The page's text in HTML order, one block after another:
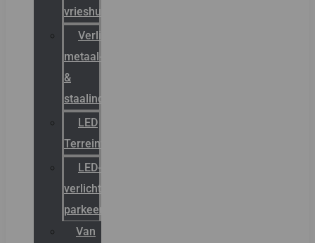
vrieshuizen
Verlichting
metaal-
&
staalindustrie
LED
Terreinverlichting
LED-
verlichting
parkeergarage
Van